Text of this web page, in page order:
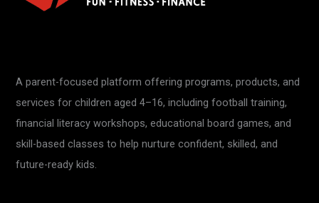
A parent-focused platform offering programs, products, and
services for children aged 4–16, including football training,
financial literacy workshops, educational board games, and
skill-based classes to help nurture confident, skilled, and
future-ready kids.